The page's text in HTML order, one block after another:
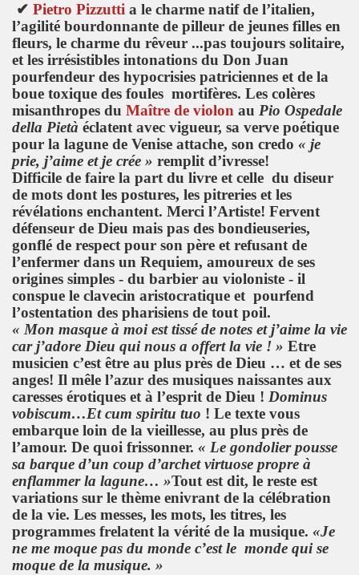
✔ Pietro Pizzutti a le charme natif de l’italien,
l’agilité bourdonnante de pilleur de jeunes filles en
fleurs, le charme du rêveur ...pas toujours solitaire,
et les irrésistibles intonations du Don Juan
pourfendeur des hypocrisies patriciennes et de la
boue toxique des foules mortifères. Les colères
misanthropes du Maître de violon au Pio Ospedale
della Pietà éclatent avec vigueur, sa verve poétique
pour la lagune de Venise attache, son credo « je
prie, j’aime et je crée » remplit d’ivresse!
Difficile de faire la part du livre et celle du diseur
de mots dont les postures, les pitreries et les
révélations enchantent. Merci l’Artiste! Fervent
défenseur de Dieu mais pas des bondieuseries,
gonflé de respect pour son père et refusant de
l’enfermer dans un Requiem, amoureux de ses
origines simples - du barbier au violoniste - il
conspue le clavecin aristocratique et pourfend
l’ostentation des pharisiens de tout poil.
« Mon masque à moi est tissé de notes et j’aime la vie
car j’adore Dieu qui nous a offert la vie ! » Etre
musicien c’est être au plus près de Dieu … et de ses
anges! Il mêle l’azur des musiques naissantes aux
caresses érotiques et à l’esprit de Dieu ! Dominus
vobiscum…Et cum spiritu tuo ! Le texte vous
embarque loin de la vieillesse, au plus près de
l’amour. De quoi frissonner. « Le gondolier pousse
sa barque d’un coup d’archet virtuose propre à
enflammer la lagune… »Tout est dit, le reste est
variations sur le thème enivrant de la célébration
de la vie. Les messes, les mots, les titres, les
programmes frelatent la vérité de la musique. «Je
ne me moque pas du monde c’est le monde qui se
moque de la musique. »